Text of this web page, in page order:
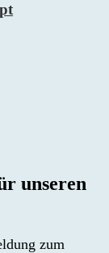
unseren
zum